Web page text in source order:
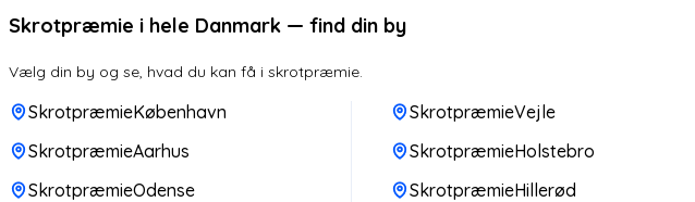
Skrotpræmie i hele Danmark — find din by
Vælg din by og se, hvad du kan få i skrotpræmie.
SkrotpræmieKøbenhavn
SkrotpræmieAarhus
SkrotpræmieOdense
SkrotpræmieVejle
SkrotpræmieHolstebro
SkrotpræmieHillerød